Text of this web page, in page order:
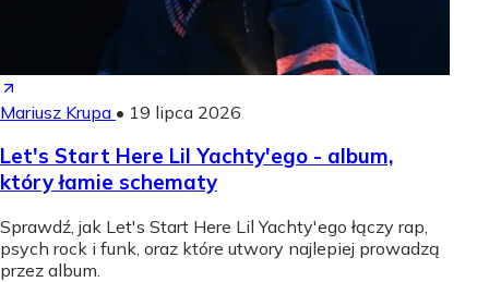
Mariusz Krupa • 19 lipca 2026
Let's Start Here Lil Yachty'ego - album,
który łamie schematy
Sprawdź, jak Let's Start Here Lil Yachty'ego łączy rap,
psych rock i funk, oraz które utwory najlepiej prowadzą
przez album.